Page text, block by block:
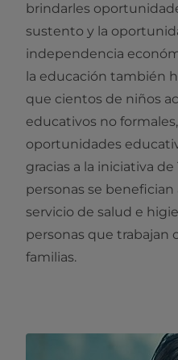
brindarles
sustento y la
independencia
la educación también
que cientos de niños
educativos no
oportunidades
gracias a la iniciativa
personas se
servicio de salud e
personas que trabajan
familias.